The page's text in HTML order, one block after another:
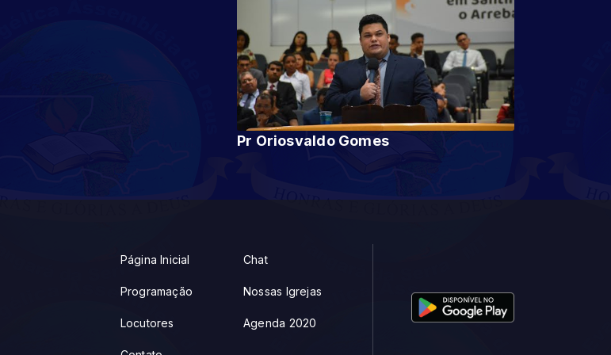
Pr Oriosvaldo Gomes
Página Inicial
Programação
Locutores
Chat
Nossas Igrejas
Agenda 2020